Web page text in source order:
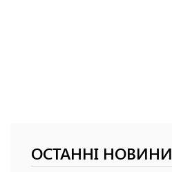
ОСТАННІ НОВИНИ